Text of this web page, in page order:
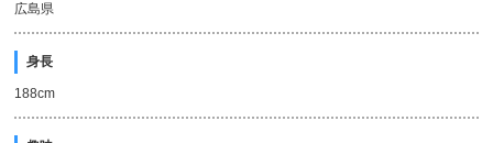
広島県
身長
188cm